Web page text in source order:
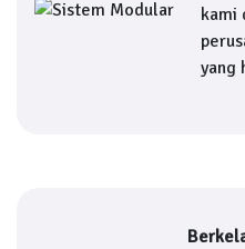
kami
yang